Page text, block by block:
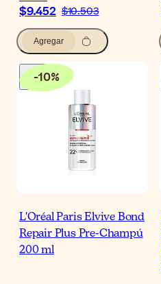
$9.452 $10.503
Agregar
-10%
L'Oréal Paris Elvive Bond
Repair Plus Pre-Champú
200 ml